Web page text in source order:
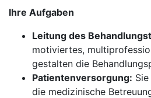
Ihre Aufgaben
Leitung des
motiviertes,
gestalten die
Patientenversorgung:
die medizinische